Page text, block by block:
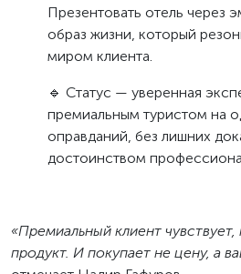
Презентовать отель через
образ жизни, который
миром клиента.
🔹 Статус — уверенная
премиальным туристом на
оправданий, без лишних
достоинством
«Премиальный клиент
продукт. И покупает не цену, а